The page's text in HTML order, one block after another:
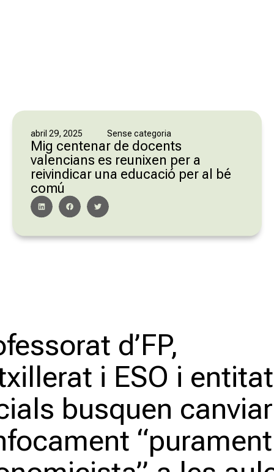
abril 29, 2025 Sense categoria
Mig centenar de docents
valencians es reunixen per a
reivindicar una educació per al bé
comú
d’FP,
i ESO i
busquen canviar
“purament